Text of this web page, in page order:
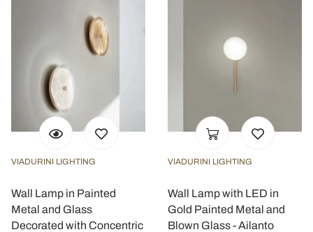
VIADURINI LIGHTING
Wall Lamp in Painted
Metal and Glass
Decorated with Concentric
VIADURINI LIGHTING
Wall Lamp with LED in
Gold Painted Metal and
Blown Glass - Ailanto